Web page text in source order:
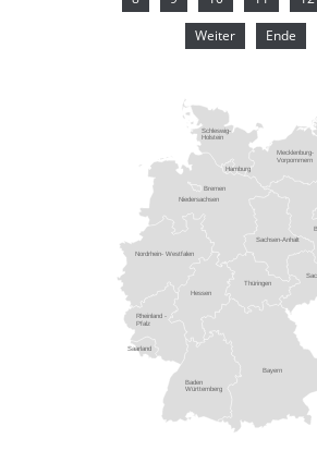
Weiter Ende
Baden
Württemberg
Bayern
Hessen
Mecklenburg-
Vorpommern
Niedersachsen
Nordrhein- Westfalen
Rheinland -
Pfalz
Sachsen-Anhalt
Schleswig-
Holstein
Thüringen
Bremen
Hamburg
Saarland